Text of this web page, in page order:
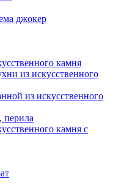
джокер
камня
из искусственного
из искусственного
перила
камня с